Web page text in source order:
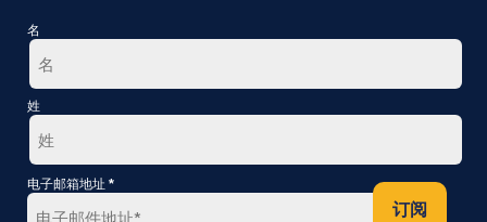
名
第
一
姓
最
后
电子邮箱地址 *
订阅